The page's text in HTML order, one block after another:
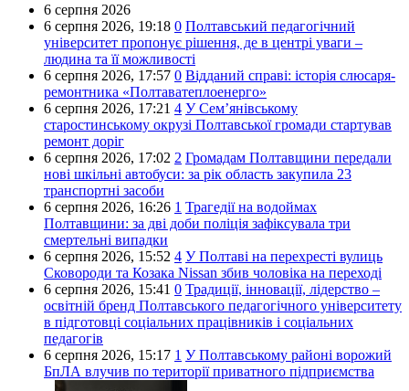
6 серпня 2026
6 серпня 2026, 19:18 0 Полтавський педагогічний
університет пропонує рішення, де в центрі уваги –
людина та її можливості
6 серпня 2026, 17:57 0 Відданий справі: історія слюсаря-
ремонтника «Полтаватеплоенерго»
6 серпня 2026, 17:21 4 У Сем’янівському
старостинському окрузі Полтавської громади стартував
ремонт доріг
6 серпня 2026, 17:02 2 Громадам Полтавщини передали
нові шкільні автобуси: за рік область закупила 23
транспортні засоби
6 серпня 2026, 16:26 1 Трагедії на водоймах
Полтавщини: за дві доби поліція зафіксувала три
смертельні випадки
6 серпня 2026, 15:52 4 У Полтаві на перехресті вулиць
Сковороди та Козака Nissan збив чоловіка на переході
6 серпня 2026, 15:41 0 Традиції, інновації, лідерство –
освітній бренд Полтавського педагогічного університету
в підготовці соціальних працівників і соціальних
педагогів
6 серпня 2026, 15:17 1 У Полтавському районі ворожий
БпЛА влучив по території приватного підприємства